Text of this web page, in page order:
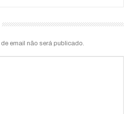
de email não será publicado.